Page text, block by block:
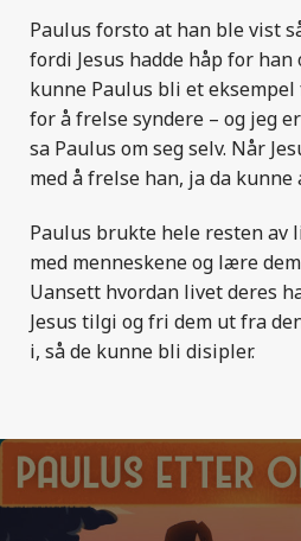
Paulus forsto at han ble vist
fordi Jesus hadde håp for han
kunne Paulus bli et eksempel
for å frelse syndere – og jeg
sa Paulus om seg selv. Når
med å frelse han, ja da kunne
Paulus brukte hele resten av
med menneskene og lære
Uansett hvordan livet deres
Jesus tilgi og fri dem ut fra
i, så de kunne bli disipler.